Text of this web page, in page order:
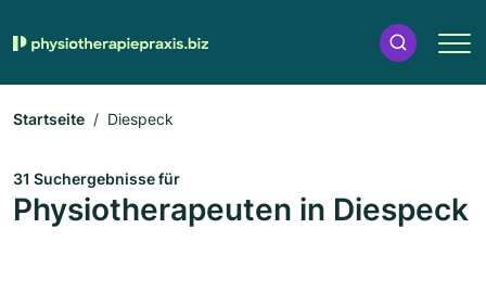
Startseite Diespeck
31 Suchergebnisse für
Physiotherapeuten in Diespeck